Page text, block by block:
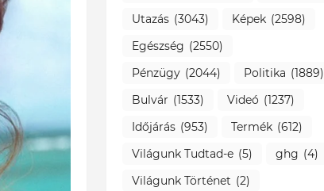
Utazás (3043) Képek (2598)
Egészség (2550)
Pénzügy (2044) Politika (1889)
Bulvár (1533) Videó (1237)
Időjárás (953) Termék (612)
Világunk Tudtad-e (5) ghg (4)
Világunk Történet (2)